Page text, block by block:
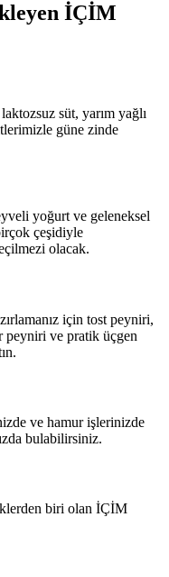
İÇİM
süt, yarım yağlı
güne zinde
yoğurt ve geleneksel
çeşidiyle
olacak.
için tost peyniri,
peyniri ve pratik üçgen
ve hamur işlerinizde
bulabilirsiniz.
biri olan İÇİM